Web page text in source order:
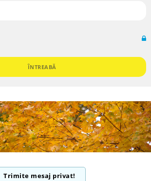
ÎNTREABĂ
Trimite mesaj privat!